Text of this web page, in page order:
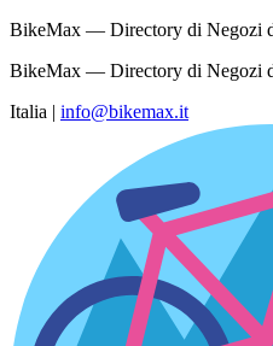
BikeMax — Directory di Negozi
BikeMax — Directory di Negozi
Italia | info@bikemax.it